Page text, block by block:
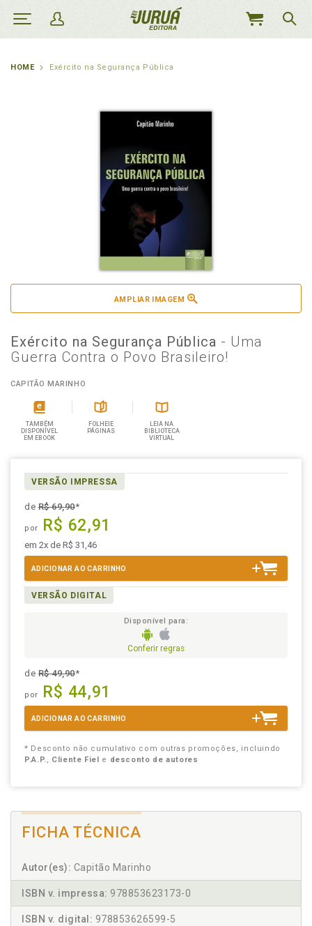
MEU
HOME Exército na Segurança Pública
AMPLIAR IMAGEM
Exército na Segurança Pública - Uma
Guerra Contra o Povo Brasileiro!
CAPITÃO MARINHO
TAMBÉM
DISPONÍVEL
EM EBOOK
FOLHEIE
PÁGINAS
LEIA NA
BIBLIOTECA
VIRTUAL
VERSÃO IMPRESSA
deR$ 69,90*
por R$ 62,91
em 2x de R$ 31,46
ADICIONAR AO CARRINHO
VERSÃO DIGITAL
Disponível para:
Conferir regras
deR$ 49,90*
por R$ 44,91
ADICIONAR AO CARRINHO
* Desconto não cumulativo com outras promoções, incluindo
P.A.P., Cliente Fiel e desconto de autores
FICHA TÉCNICA
Autor(es): Capitão Marinho
ISBN v. impressa: 978853623173-0
ISBN v. digital: 978853626599-5